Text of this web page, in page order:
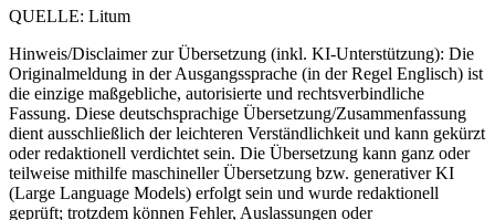
QUELLE: Litum
Hinweis/Disclaimer zur Übersetzung (inkl. KI-Unterstützung): Die
Originalmeldung in der Ausgangssprache (in der Regel Englisch) ist
die einzige maßgebliche, autorisierte und rechtsverbindliche
Fassung. Diese deutschsprachige Übersetzung/Zusammenfassung
dient ausschließlich der leichteren Verständlichkeit und kann gekürzt
oder redaktionell verdichtet sein. Die Übersetzung kann ganz oder
teilweise mithilfe maschineller Übersetzung bzw. generativer KI
(Large Language Models) erfolgt sein und wurde redaktionell
geprüft; trotzdem können Fehler, Auslassungen oder